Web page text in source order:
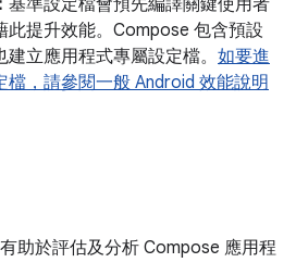
此提升效能。Compose 包含預設
立應用程式專屬設定檔。 如要進
檔，請參閱一般 Android 效能說明
助於評估及分析 Compose 應用程